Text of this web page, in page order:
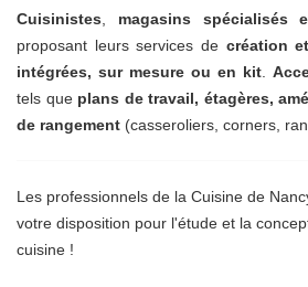
Cuisinistes
magasins spécialisés
proposant leurs services de création
intégrées, sur mesure ou en kit
tels que plans de travail, étagères,
de rangement (casseroliers, corners,
Les professionnels de la Cuisine de
votre disposition pour l'étude et la
cuisine !